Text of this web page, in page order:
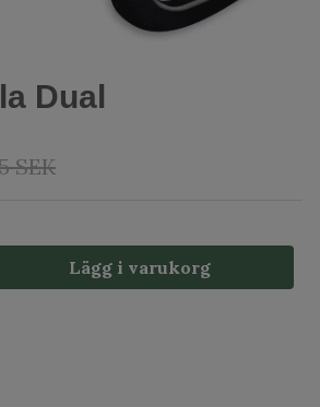
Dual
SEK
Lägg i varukorg